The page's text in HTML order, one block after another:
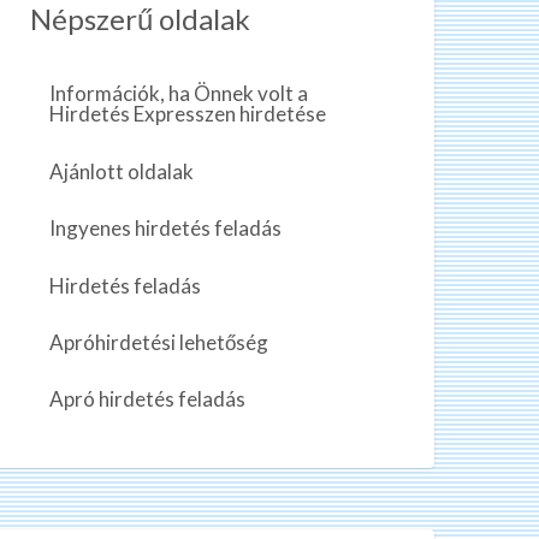
Népszerű oldalak
Információk, ha Önnek volt a
Hirdetés Expresszen hirdetése
Ajánlott oldalak
Ingyenes hirdetés feladás
Hirdetés feladás
Apróhirdetési lehetőség
Apró hirdetés feladás